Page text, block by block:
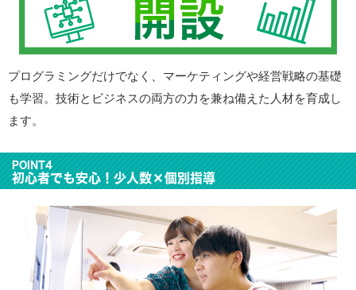
プログラミングだけでなく、マーケティングや経営戦略の基礎
も学習。技術とビジネスの両方の力を兼ね備えた人材を育成し
ます。
POINT4
初心者でも安心！少人数×個別指導